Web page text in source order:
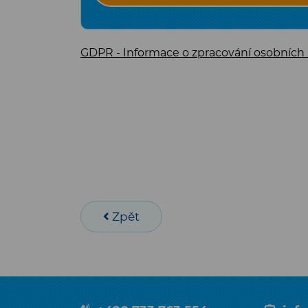
GDPR - Informace o zpracování osobních
Zpět